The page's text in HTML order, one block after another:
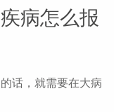
病怎么报
话，就需要在大病